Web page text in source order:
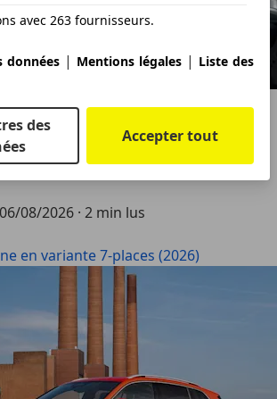
en variante 7-places (2026)
gamme avec une inédite version 7-
coréen électrique gagne en
à son autonomie ni à ses
06/08/2026 · 2 min lus
en variante 7-places (2026)
avec 263 fournisseurs.
données | Mentions légales | Liste des
des
Accepter tout